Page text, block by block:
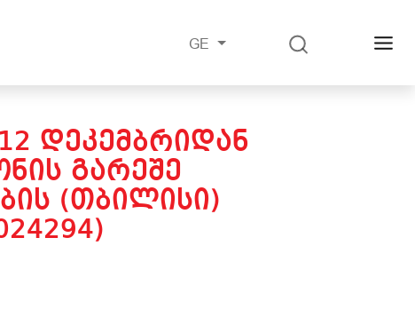
GE
ᲓᲔᲙᲔᲛᲑᲠᲘᲓᲐᲜ
ᲒᲐᲠᲔᲨᲔ
(ᲗᲑᲘᲚᲘᲡᲘ)